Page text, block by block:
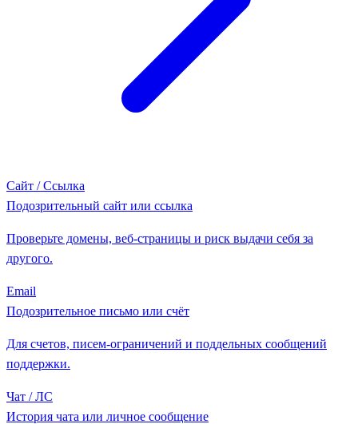
Сайт / Ссылка
Подозрительный сайт или ссылка
Проверьте домены, веб-страницы и риск выдачи себя за
другого.
Email
Подозрительное письмо или счёт
Для счетов, писем-ограничений и поддельных сообщений
поддержки.
Чат / ЛС
История чата или личное сообщение